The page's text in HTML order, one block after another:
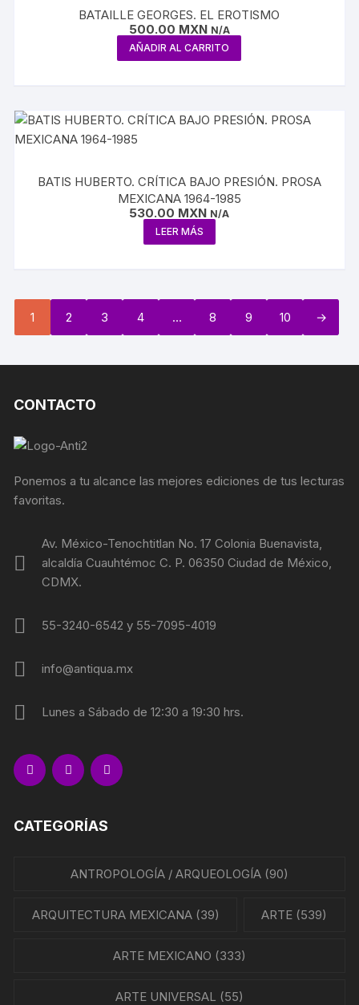
BATAILLE GEORGES. EL EROTISMO
500.00 MXN N/A
AÑADIR AL CARRITO
BATIS HUBERTO. CRÍTICA BAJO PRESIÓN. PROSA
MEXICANA 1964-1985
530.00 MXN N/A
LEER MÁS
1 2 3 4 … 8 9 10 →
CONTACTO
Ponemos a tu alcance las mejores ediciones de tus lecturas
favoritas.
Av. México-Tenochtitlan No. 17 Colonia Buenavista,
alcaldía Cuauhtémoc C. P. 06350 Ciudad de México,
CDMX.
55-3240-6542 y 55-7095-4019
info@antiqua.mx
Lunes a Sábado de 12:30 a 19:30 hrs.
CATEGORÍAS
ANTROPOLOGÍA / ARQUEOLOGÍA(90)
ARQUITECTURA MEXICANA(39) ARTE (539)
ARTE MEXICANO (333)
ARTE UNIVERSAL (55)